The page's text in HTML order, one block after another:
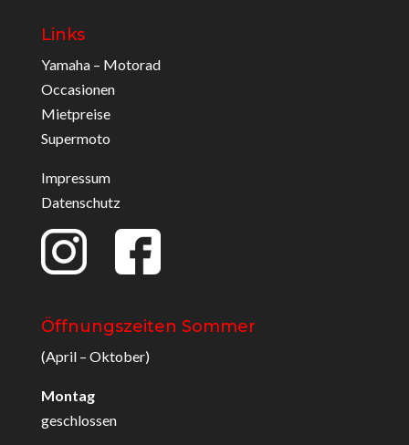
Links
Yamaha – Motorad
Occasionen
Mietpreise
Supermoto
Impressum
Datenschutz
Öffnungszeiten Sommer
(April – Oktober)
Montag
geschlossen